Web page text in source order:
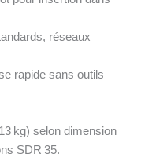
réseaux
rapide sans outils
kg) selon dimension
SDR 35.